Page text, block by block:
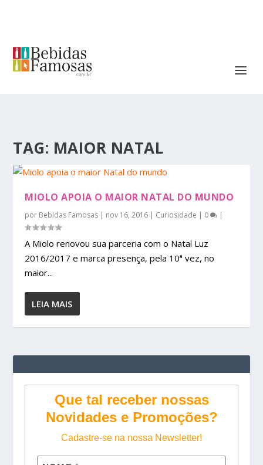
TAG: MAIOR NATAL
MIOLO APOIA O MAIOR NATAL DO MUNDO
por Bebidas Famosas | nov 16, 2016 | Curiosidade | 0 |
A Miolo renovou sua parceria com o Natal Luz
2016/2017 e marca presença, pela 10ª vez, no
maior...
LEIA MAIS
Que tal receber nossas
Novidades e Promoções?
Cadastre-se na nossa Newsletter!